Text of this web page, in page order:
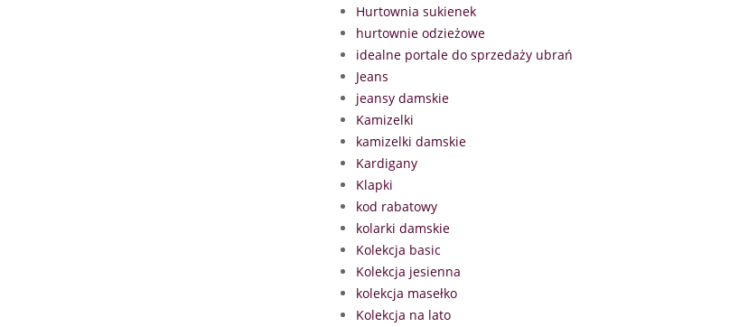
Hurtownia sukienek
hurtownie odzieżowe
idealne portale do sprzedaży ubrań
Jeans
jeansy damskie
Kamizelki
kamizelki damskie
Kardigany
Klapki
kod rabatowy
kolarki damskie
Kolekcja basic
Kolekcja jesienna
kolekcja masełko
Kolekcja na lato